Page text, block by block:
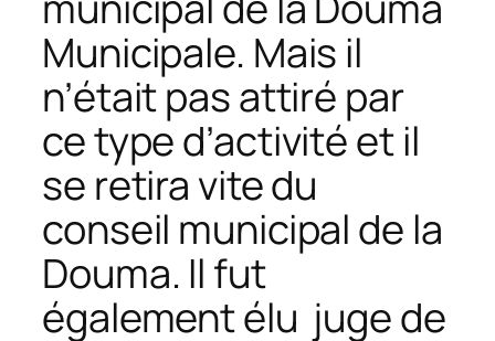
Municipale. Mais il
n’était pas attiré par
ce type d’activité et il
se retira vite du
conseil municipal de la
Douma. Il fut
également élu juge de